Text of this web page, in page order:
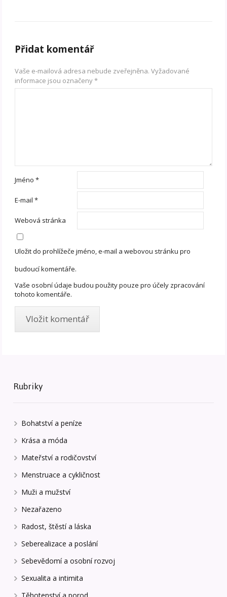
Přidat komentář
Vaše e-mailová adresa nebude zveřejněna. Vyžadované
informace jsou označeny*
Jméno*
E-mail*
Webová stránka
Uložit do prohlížeče jméno, e-mail a webovou stránku pro
budoucí komentáře.
Vaše osobní údaje budou použity pouze pro účely zpracování
tohoto komentáře.
Rubriky
Bohatství a peníze
Krása a móda
Mateřství a rodičovství
Menstruace a cykličnost
Muži a mužství
Nezařazeno
Radost, štěstí a láska
Seberealizace a poslání
Sebevědomí a osobní rozvoj
Sexualita a intimita